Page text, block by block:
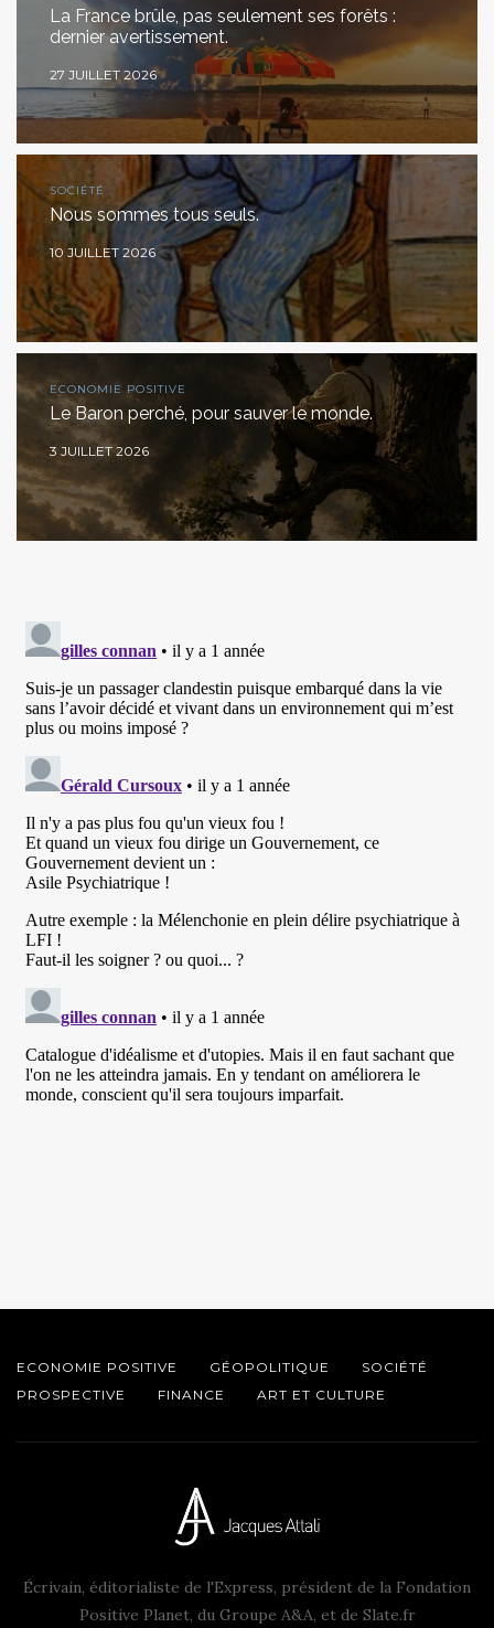
La France brûle, pas seulement ses forêts :
dernier avertissement.
27 JUILLET 2026
SOCIÉTÉ
Nous sommes tous seuls.
10 JUILLET 2026
ECONOMIE POSITIVE
Le Baron perché, pour sauver le monde.
3 JUILLET 2026
ECONOMIE POSITIVE GÉOPOLITIQUE
SOCIÉTÉ
PROSPECTIVE
FINANCE ART ET CULTURE
Écrivain, éditorialiste de l'Express, président de la Fondation
Positive Planet, du Groupe A&A, et de Slate.fr